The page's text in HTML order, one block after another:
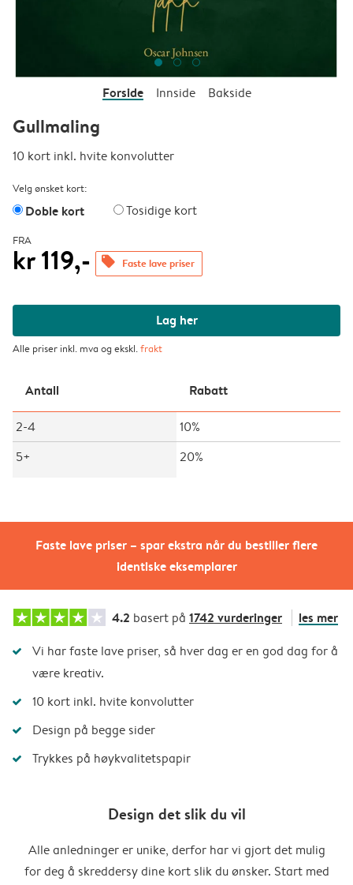
Faste lave priser – spar ekstra når du bestiller flere
identiske eksemplarer
Forside Innside Bakside
Gullmaling
10 kort inkl. hvite konvolutter
Velg ønsket kort:
Doble kort Tosidige kort
FRA
kr 119,- offers Faste lave priser
Lag her
Alle priser inkl. mva og ekskl.frakt
Antall Rabatt
2-4
10%
5+
20%
4.2 basert på 1742 vurderinger les mer
Vi har faste lave priser, så hver dag er en god dag for å
være kreativ.
10 kort inkl. hvite konvolutter
Design på begge sider
Trykkes på høykvalitetspapir
Design det slik du vil
Alle anledninger er unike, derfor har vi gjort det mulig
for deg å skreddersy dine kort slik du ønsker. Start med